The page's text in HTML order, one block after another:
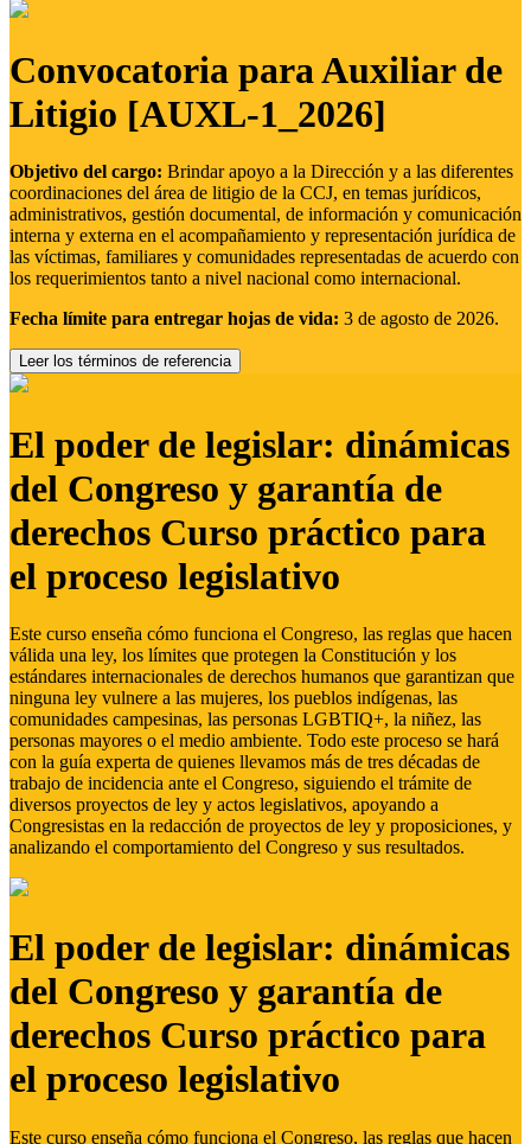
Convocatoria para Auxiliar de
Litigio [AUXL-1_2026]
Objetivo del cargo: Brindar apoyo a la Dirección y a las diferentes
coordinaciones del área de litigio de la CCJ, en temas jurídicos,
administrativos, gestión documental, de información y comunicación
interna y externa en el acompañamiento y representación jurídica de
las víctimas, familiares y comunidades representadas de acuerdo con
los requerimientos tanto a nivel nacional como internacional.
Fecha límite para entregar hojas de vida: 3 de agosto de 2026.
Leer los términos de referencia
El poder de legislar: dinámicas
del Congreso y garantía de
derechos Curso práctico para
el proceso legislativo
Este curso enseña cómo funciona el Congreso, las reglas que hacen
válida una ley, los límites que protegen la Constitución y los
estándares internacionales de derechos humanos que garantizan que
ninguna ley vulnere a las mujeres, los pueblos indígenas, las
comunidades campesinas, las personas LGBTIQ+, la niñez, las
personas mayores o el medio ambiente. Todo este proceso se hará
con la guía experta de quienes llevamos más de tres décadas de
trabajo de incidencia ante el Congreso, siguiendo el trámite de
diversos proyectos de ley y actos legislativos, apoyando a
Congresistas en la redacción de proyectos de ley y proposiciones, y
analizando el comportamiento del Congreso y sus resultados.
El poder de legislar: dinámicas
del Congreso y garantía de
derechos Curso práctico para
el proceso legislativo
Este curso enseña cómo funciona el Congreso, las reglas que hacen